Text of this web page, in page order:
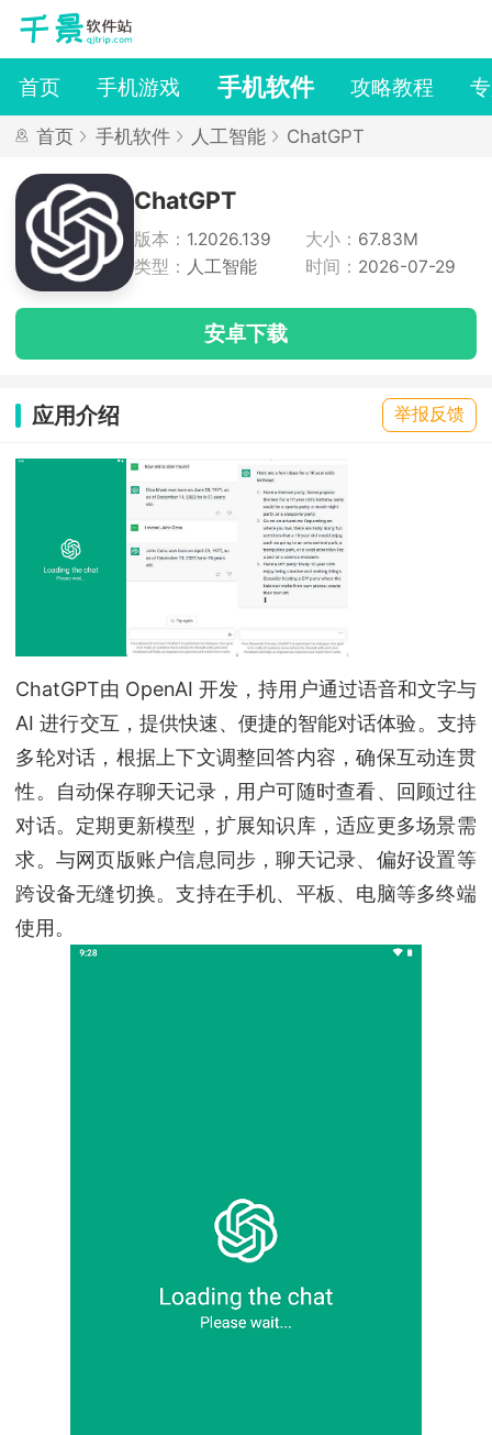
首页 手机游戏 手机软件 攻略教程
首页 手机软件 人工智能 ChatGPT
ChatGPT
版本： 1.2026.139 大小： 67.83M
类型： 人工智能 时间： 2026-07-29
安卓下载
应用介绍 举报反馈
ChatGPT由 OpenAI 开发，持用户通过语音和文字与
AI 进行交互，提供快速、便捷的智能对话体验。支持
多轮对话，根据上下文调整回答内容，确保互动连贯
性。自动保存聊天记录，用户可随时查看、回顾过往
对话。定期更新模型，扩展知识库，适应更多场景需
求。与网页版账户信息同步，聊天记录、偏好设置等
跨设备无缝切换。支持在手机、平板、电脑等多终端
使用。